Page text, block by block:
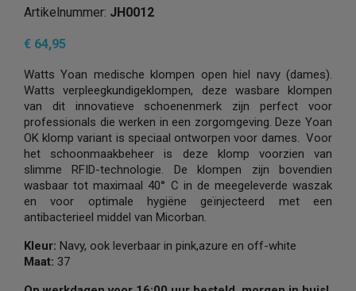
Artikelnummer: JH0012
€ 64,95
Watts Yoan medische klompen open hiel navy (dames).
Watts verpleegkundigeklompen, deze wasbare klompen
van dit innovatieve schoenenmerk zijn perfect voor
professionals die werken in een zorgomgeving. Deze Yoan
OK klomp variant is speciaal ontworpen voor dames. Voor
het schoonmaakbeheer is deze klomp voorzien van
slimme RFID-technologie. De klompen zijn bovendien
wasbaar tot maximaal 40° C in de meegeleverde waszak
en voor optimale hygiëne geïnjecteerd met een
antibacterieel middel van Micorban.
Kleur: Navy, ook leverbaar in pink,azure en off-white
Maat: 37